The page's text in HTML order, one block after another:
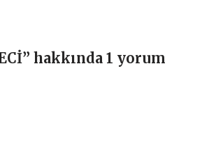
hakkında 1 yorum